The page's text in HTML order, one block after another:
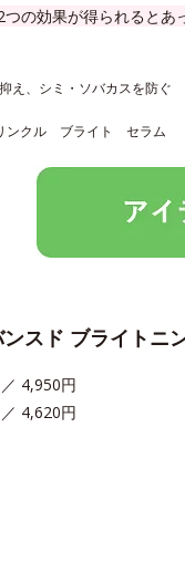
つの効果が得られるとあ
え、シミ・ソバカスを防ぐ
ンクル ブライト セラム
スド ブライトニ
4,950円
4,620円